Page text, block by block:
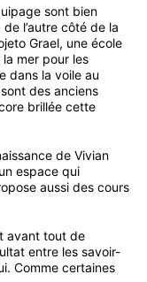
sont bien
l’autre côté de la
Grael, une école
mer pour les
dans la voile au
des anciens
brillée cette
de Vivian
espace qui
aussi des cours
avant tout de
entre les savoir-
Comme certaines